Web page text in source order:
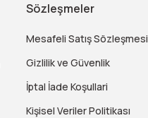
Sözleşmeler
Mesafeli Satış Sözleşmesi
Gizlilik ve Güvenlik
İptal İade Koşullari
Kişisel Veriler Politikası